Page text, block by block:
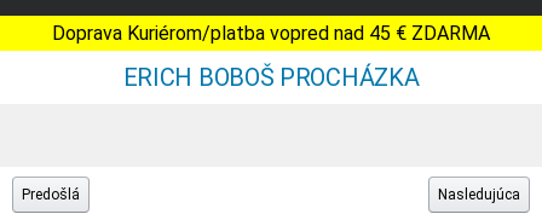
Doprava Kuriérom/platba vopred nad 45 € ZDARMA
ERICH BOBOŠ PROCHÁZKA
Predošlá Nasledujúca